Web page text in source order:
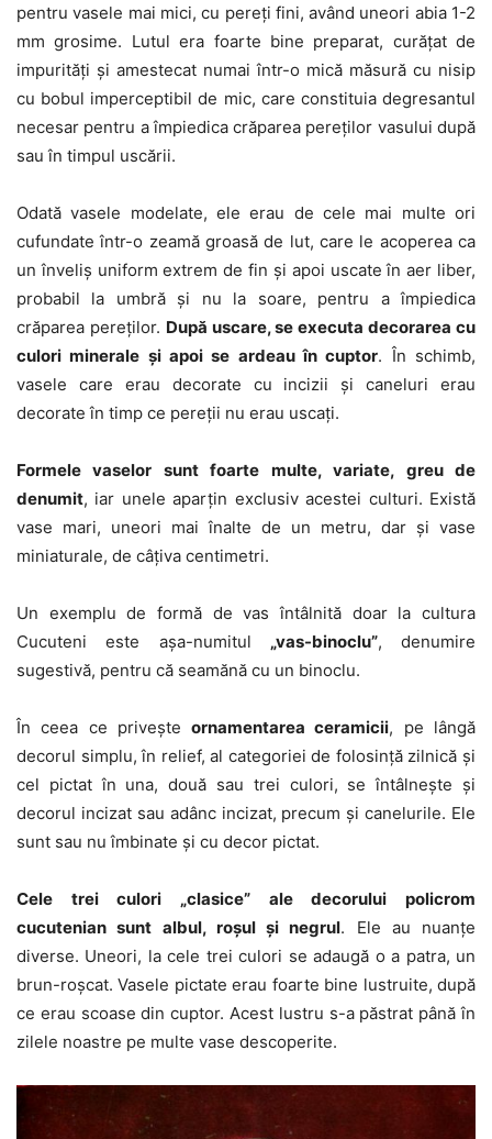
pentru vasele mai mici, cu pereți fini, având uneori abia 1-2
mm grosime. Lutul era foarte bine preparat, curățat de
impurități și amestecat numai într-o mică măsură cu nisip
cu bobul imperceptibil de mic, care constituia degresantul
necesar pentru a împiedica crăparea pereților vasului după
sau în timpul uscării.
Odată vasele modelate, ele erau de cele mai multe ori
cufundate într-o zeamă groasă de lut, care le acoperea ca
un înveliș uniform extrem de fin și apoi uscate în aer liber,
probabil la umbră şi nu la soare, pentru a împiedica
crăparea pereților. După uscare, se executa decorarea cu
culori minerale și apoi se ardeau în cuptor. În schimb,
vasele care erau decorate cu incizii și caneluri erau
decorate în timp ce pereții nu erau uscați.
Formele vaselor sunt foarte multe, variate, greu de
denumit, iar unele aparțin exclusiv acestei culturi. Există
vase mari, uneori mai înalte de un metru, dar și vase
miniaturale, de câțiva centimetri.
Un exemplu de formă de vas întâlnită doar la cultura
Cucuteni este așa-numitul „vas-binoclu”, denumire
sugestivă, pentru că seamănă cu un binoclu.
În ceea ce priveșteornamentarea ceramicii, pe lângă
decorul simplu, în relief, al categoriei de folosință zilnică și
cel pictat în una, două sau trei culori, se întâlnește și
decorul incizat sau adânc incizat, precum și canelurile. Ele
sunt sau nu îmbinate și cu decor pictat.
Cele trei culori „clasice” ale decorului policrom
cucutenian sunt albul, roșul și negrul. Ele au nuanțe
diverse. Uneori, la cele trei culori se adaugă o a patra, un
brun-roșcat. Vasele pictate erau foarte bine lustruite, după
ce erau scoase din cuptor. Acest lustru s-a păstrat până în
zilele noastre pe multe vase descoperite.